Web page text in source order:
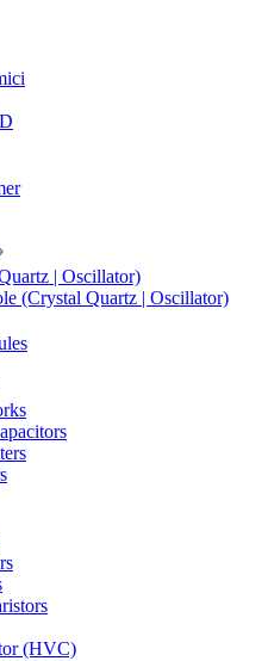
| Oscillator)
(Crystal Quartz | Oscillator)
(HVC)